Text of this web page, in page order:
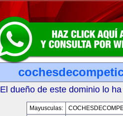
El dueño de este dominio lo
Mayusculas: